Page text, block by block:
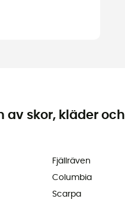
av skor, kläder och
Fjällräven
Columbia
Scarpa